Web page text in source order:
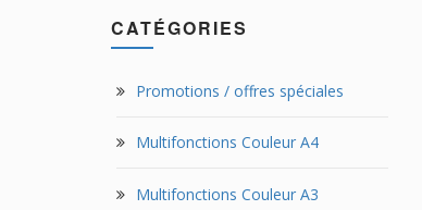
CATÉGORIES
Promotions / offres spéciales
Multifonctions Couleur A4
Multifonctions Couleur A3